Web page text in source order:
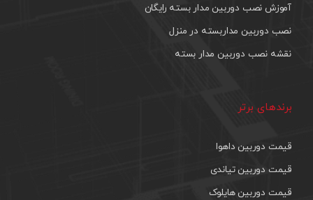
آموزش نصب دوربین مدار بسته رایگان
نصب دوربین مداربسته در منزل
نقشه نصب دوربین مدار بسته
برندهای برتر
قیمت دوربین داهوا
قیمت دوربین تیاندی
قیمت دوربین هایلوک